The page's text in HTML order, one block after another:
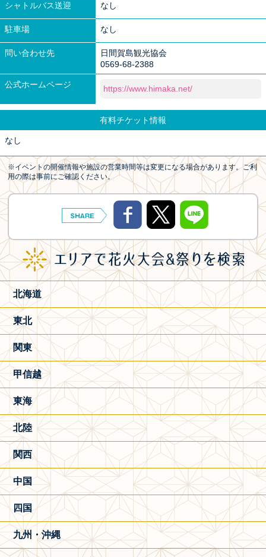
シャトルバス送迎 なし
駐車場 なし
問い合わせ先
日間賀島観光協会
0569-68-2388
公式ホームページ https://www.himaka.net/
有料チケット情報
なし
※イベントの開催情報や施設の営業時間等は変更になる場合があります。ご利
用の際は事前にご確認ください。
北海道
東北
関東
甲信越
東海
北陸
関西
中国
四国
九州・沖縄